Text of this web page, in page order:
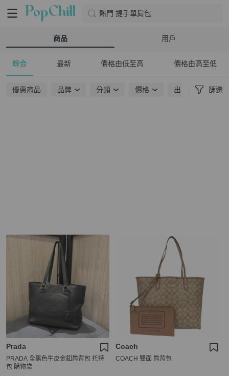
熱門 提手單肩包
商品 用戶
綜合 最新 價格由低至高 價格由高至低
優惠商品 品牌 分類 價格 出貨地點 篩選
Prada
PRADA 全黑色牛皮金釦肩背包 托特
包 購物袋
Coach
COACH 雙面 肩背包